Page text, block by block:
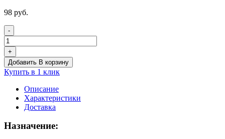
98 руб.
-
Количество
товара
Средство
концентрированное
для
посуды
"НИКА-
СУПЕР"
+
Добавить В корзину
Купить в 1 клик
Описание
Характеристики
Доставка
Назначение: